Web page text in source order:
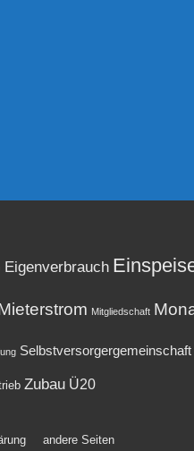
Eigenverbrauch
Mitgliedschaft
Selbstversorgergemeinschaft
Zubau Ü20
andere Seiten